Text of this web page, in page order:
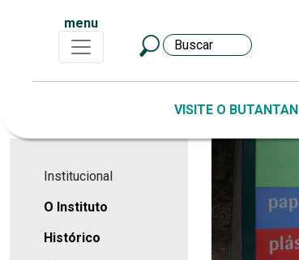
menu
VISITE O BUTANTAN
Institucional
O Instituto
Histórico